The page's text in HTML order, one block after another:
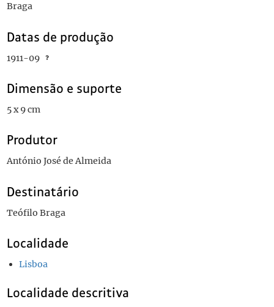
Braga
Datas de produção
1911-09
Dimensão e suporte
5 x 9 cm
Produtor
António José de Almeida
Destinatário
Teófilo Braga
Localidade
Lisboa
Localidade descritiva